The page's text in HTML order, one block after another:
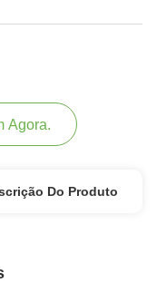
Agora.
Do Produto